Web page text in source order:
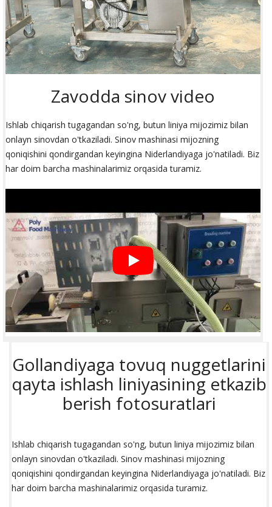
Zavodda sinov video
Ishlab chiqarish tugagandan so'ng, butun liniya mijozimiz bilan
onlayn sinovdan o'tkaziladi. Sinov mashinasi mijozning
qoniqishini qondirgandan keyingina Niderlandiyaga jo'natiladi. Biz
har doim barcha mashinalarimiz orqasida turamiz.
Gollandiyaga tovuq nuggetlarini
qayta ishlash liniyasining etkazib
berish fotosuratlari
Ishlab chiqarish tugagandan so'ng, butun liniya mijozimiz bilan
onlayn sinovdan o'tkaziladi. Sinov mashinasi mijozning
qoniqishini qondirgandan keyingina Niderlandiyaga jo'natiladi. Biz
har doim barcha mashinalarimiz orqasida turamiz.